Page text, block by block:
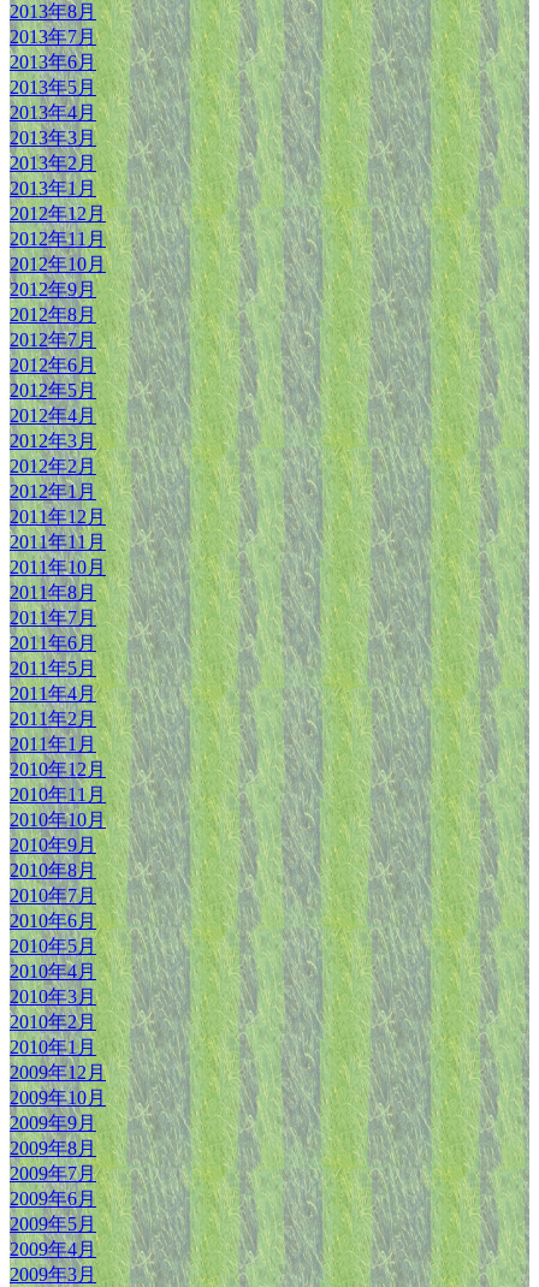
2013年8月
2013年7月
2013年6月
2013年5月
2013年4月
2013年3月
2013年2月
2013年1月
2012年12月
2012年11月
2012年10月
2012年9月
2012年8月
2012年7月
2012年6月
2012年5月
2012年4月
2012年3月
2012年2月
2012年1月
2011年12月
2011年11月
2011年10月
2011年8月
2011年7月
2011年6月
2011年5月
2011年4月
2011年2月
2011年1月
2010年12月
2010年11月
2010年10月
2010年9月
2010年8月
2010年7月
2010年6月
2010年5月
2010年4月
2010年3月
2010年2月
2010年1月
2009年12月
2009年10月
2009年9月
2009年8月
2009年7月
2009年6月
2009年5月
2009年4月
2009年3月